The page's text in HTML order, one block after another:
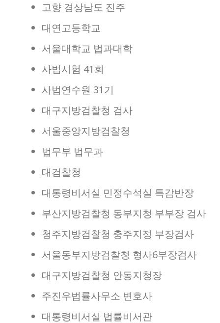
고향 경상남도 진주
대연고등학교
서울대학교 법과대학
사법시험 41회
사법연수원 31기
대구지방검찰청 검사
서울중앙지방검찰청
법무부 법무과
대검찰청
대통령비서실 민정수석실 특감반장
부산지방검찰청 동부지청 부부장 검사
청주지방검찰청 충주지정 부장검사
서울동부지방검찰청 형사6부장검사
대구지방검찰청 안동지청장
주진우법률사무소 변호사
대통령비서실 법률비서관